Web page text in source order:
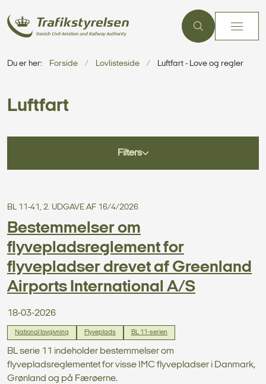
Du er her: Forside Lovlisteside Luftfart - Love og regler
Luftfart
Filters
BL 11-41, 2. UDGAVE AF 16/4/2026
Bestemmelser om
flyvepladsreglement for
flyvepladser drevet af Greenland
Airports International A/S
18-03-2026
National lovgivning Flyveplads BL 11-serien
BL serie 11 indeholder bestemmelser om
flyvepladsreglementet for visse IMC flyvepladser i Danmark,
Grønland og på Færøerne.